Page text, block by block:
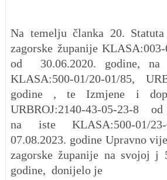
Na temelju članka 20.
zagorske županije
od 30.06.2020. godine,
KLASA:500-01/20-01/85,
godine , te Izmjene i
URBROJ:2140-43-05-23-8 od
na iste KLASA:500-01/23-
07.08.2023. godine Upravno
zagorske županije na svojoj j
godine, donijelo je